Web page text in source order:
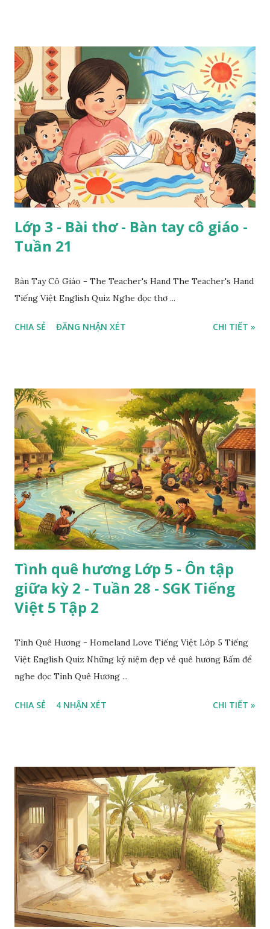
Lớp 3 - Bài thơ - Bàn tay cô giáo -
Tuần 21
Bàn Tay Cô Giáo - The Teacher's Hand The Teacher's Hand
Tiếng Việt English Quiz Nghe đọc thơ ...
CHIA SẺ ĐĂNG NHẬN XÉT CHI TIẾT »
Tình quê hương Lớp 5 - Ôn tập
giữa kỳ 2 - Tuần 28 - SGK Tiếng
Việt 5 Tập 2
Tình Quê Hương - Homeland Love Tiếng Việt Lớp 5 Tiếng
Việt English Quiz Những kỷ niệm đẹp về quê hương Bấm để
nghe đọc Tình Quê Hương ...
CHIA SẺ 4 NHẬN XÉT CHI TIẾT »